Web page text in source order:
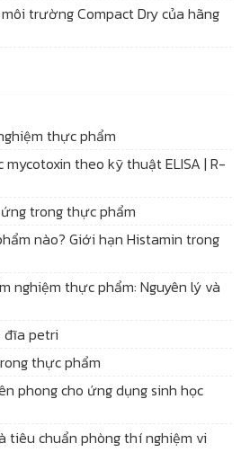
trường Compact Dry của hãng
thực phẩm
theo kỹ thuật ELISA | R-
trong thực phẩm
nào? Giới hạn Histamin trong
nghiệm thực phẩm: Nguyên lý và
đĩa petri
thực phẩm
phong cho ứng dụng sinh học
tiêu chuẩn phòng thí nghiệm vi